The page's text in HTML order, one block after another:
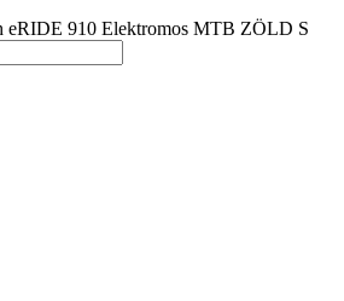
eRIDE 910 Elektromos MTB ZÖLD S